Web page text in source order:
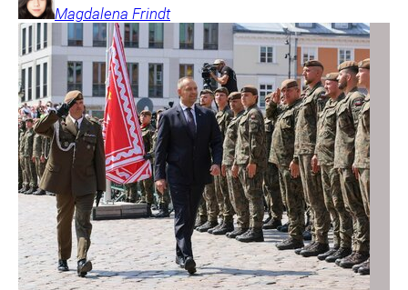
Magdalena Frindt